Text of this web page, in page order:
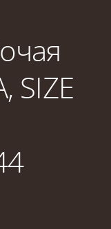
SIZE